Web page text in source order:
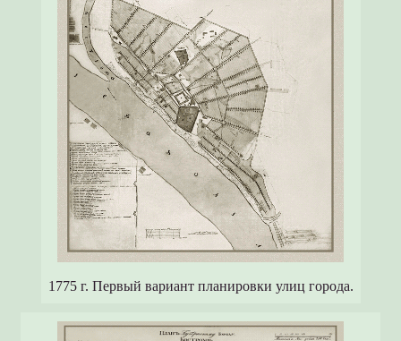
1775 г. Первый вариант планировки улиц города.